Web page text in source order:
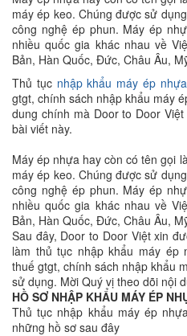
máy ép keo. Chúng được sử
công nghệ ép phun. Máy ép
nhiều quốc gia khác nhau về
Bản, Hàn Quốc, Đức, Châu Âu,
Thủ tụcnhập khẩu máy ép nhựa
gtgt, chính sách nhập khẩu máy
dung chính mà Door to Door
bài viết này.
Máy ép nhựa hay còn có tên gọi
máy ép keo. Chúng được sử
công nghệ ép phun. Máy ép
nhiều quốc gia khác nhau về
Bản, Hàn Quốc, Đức, Châu Âu,
Sau đây, Door to Door Việt xin
làm thủ tục nhập khẩu máy ép
thuế gtgt, chính sách nhập khẩu
sử dụng. Mời Quý vị theo dõi nội
HỒ SƠ NHẬP KHẨU MÁY ÉP
Thủ tục nhập khẩu máy ép
những hồ sơ sau đây